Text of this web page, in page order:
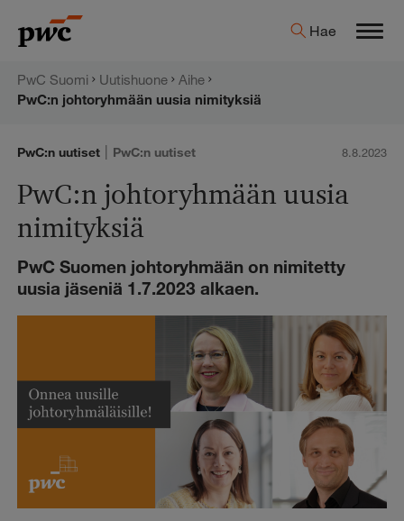
sisältöön
PwC:n
Hae
PwC Suomi Uutishuone
Aihe
PwC:n johtoryhmään uusia nimityksiä
PwC:n uutiset | PwC:n uutiset 8.8.2023
PwC:n johtoryhmään uusia
nimityksiä
PwC Suomen johtoryhmään on nimitetty
uusia jäseniä 1.7.2023 alkaen.